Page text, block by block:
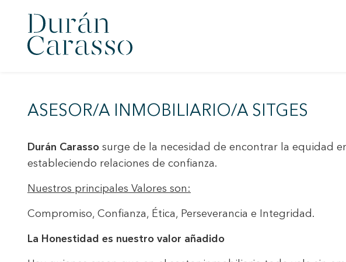
ASESOR/A INMOBILIARIO/A SITGES
Durán Carasso surge de la necesidad de encontrar la equidad
estableciendo relaciones de confianza.
Nuestros principales Valores son:
Compromiso, Confianza, Ética, Perseverancia e Integridad.
La Honestidad es nuestro valor añadido